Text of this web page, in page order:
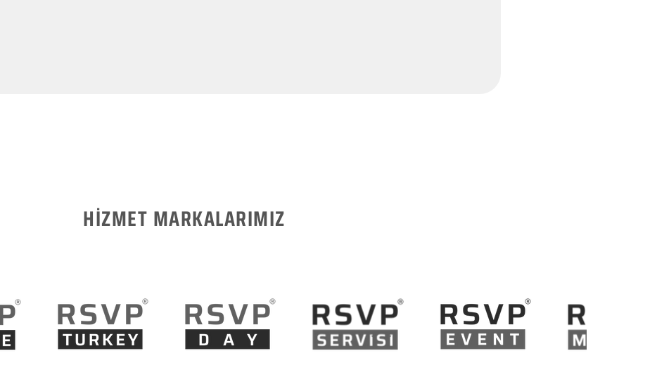
HİZMET MARKALARIMIZ